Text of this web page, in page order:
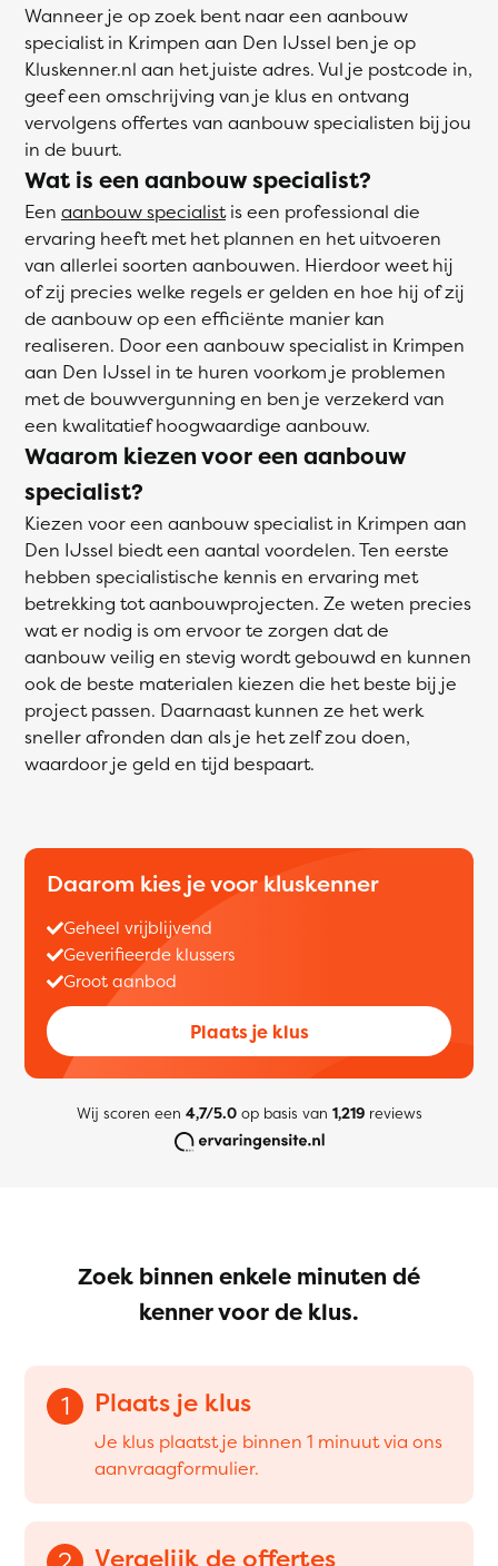
Wanneer je op zoek bent naar een aanbouw
specialist in Krimpen aan Den IJssel ben je op
Kluskenner.nl aan het juiste adres. Vul je postcode in,
geef een omschrijving van je klus en ontvang
vervolgens offertes van aanbouw specialisten bij jou
in de buurt.
Wat is een aanbouw specialist?
Een aanbouw specialistis een professional die
ervaring heeft met het plannen en het uitvoeren
van allerlei soorten aanbouwen. Hierdoor weet hij
of zij precies welke regels er gelden en hoe hij of zij
de aanbouw op een efficiënte manier kan
realiseren. Door een aanbouw specialist in Krimpen
aan Den IJssel in te huren voorkom je problemen
met de bouwvergunning en ben je verzekerd van
een kwalitatief hoogwaardige aanbouw.
Waarom kiezen voor een aanbouw
specialist?
Kiezen voor een aanbouw specialist in Krimpen aan
Den IJssel biedt een aantal voordelen. Ten eerste
hebben specialistische kennis en ervaring met
betrekking tot aanbouwprojecten. Ze weten precies
wat er nodig is om ervoor te zorgen dat de
aanbouw veilig en stevig wordt gebouwd en kunnen
ook de beste materialen kiezen die het beste bij je
project passen. Daarnaast kunnen ze het werk
sneller afronden dan als je het zelf zou doen,
waardoor je geld en tijd bespaart.
Daarom kies je voor kluskenner
Geheel vrijblijvend
Geverifieerde klussers
Groot aanbod
Plaats je klus
Wij scoren een 4,7/5.0op basis van 1,219reviews
Zoek binnen enkele minuten dé
kenner voor de klus.
1 Plaats je klus
Je klus plaatst je binnen 1 minuut via ons
aanvraagformulier.
Vergelijk de offertes